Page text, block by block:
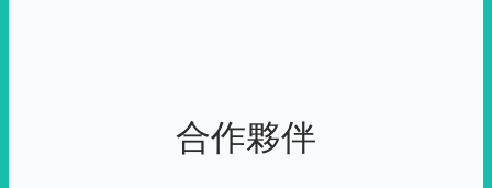
合作夥伴